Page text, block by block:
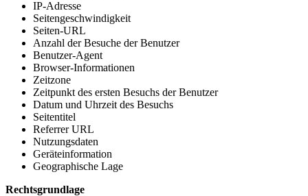
IP-Adresse
Seitengeschwindigkeit
Seiten-URL
Anzahl der Besuche der Benutzer
Benutzer-Agent
Browser-Informationen
Zeitzone
Zeitpunkt des ersten Besuchs der Benutzer
Datum und Uhrzeit des Besuchs
Seitentitel
Referrer URL
Nutzungsdaten
Geräteinformation
Geographische Lage
Rechtsgrundlage